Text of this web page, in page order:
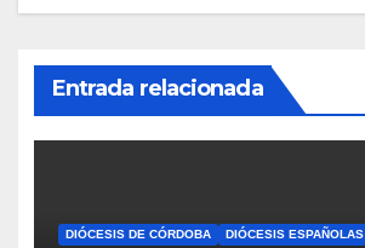
Entrada relacionada
DIÓCESIS DE CÓRDOBA DIÓCESIS ESPAÑOLAS